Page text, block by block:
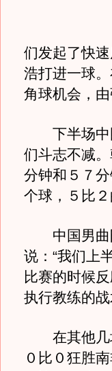
们发起了快
浩打进一球
角球机会，由
下半场中
们斗志不减
分钟和５７
个球，５比２
中国男曲
说：“我们上
比赛的时候
执行教练的
在其他几
０比０狂胜